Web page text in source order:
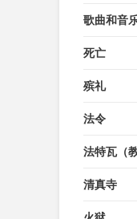
歌曲和音
死亡
殡礼
法令
法特瓦（
清真寺